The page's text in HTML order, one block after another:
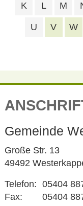
K L M
U V W
Gemeinde
Große Str. 13
49492
Telefon: 05404
Fax:
05404